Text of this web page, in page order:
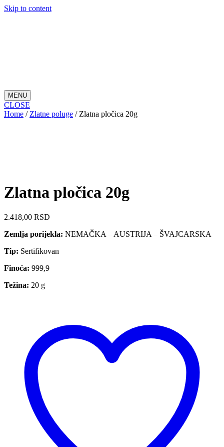
Skip to content
MENU
CLOSE
Home / Zlatne poluge / Zlatna pločica 20g
Zlatna pločica 20g
2.418,00 RSD
Zemlja porijekla: NEMAČKA – AUSTRIJA – ŠVAJCARSKA
Tip: Sertifikovan
Finoća: 999,9
Težina: 20 g